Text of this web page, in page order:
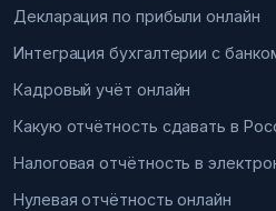
Декларация по прибыли онлайн
Интеграция бухгалтерии с
Кадровый учёт онлайн
Какую отчётность сдавать в
Налоговая отчётность в
Нулевая отчётность онлайн